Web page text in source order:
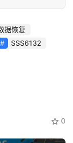
据恢复
SSS6132
0